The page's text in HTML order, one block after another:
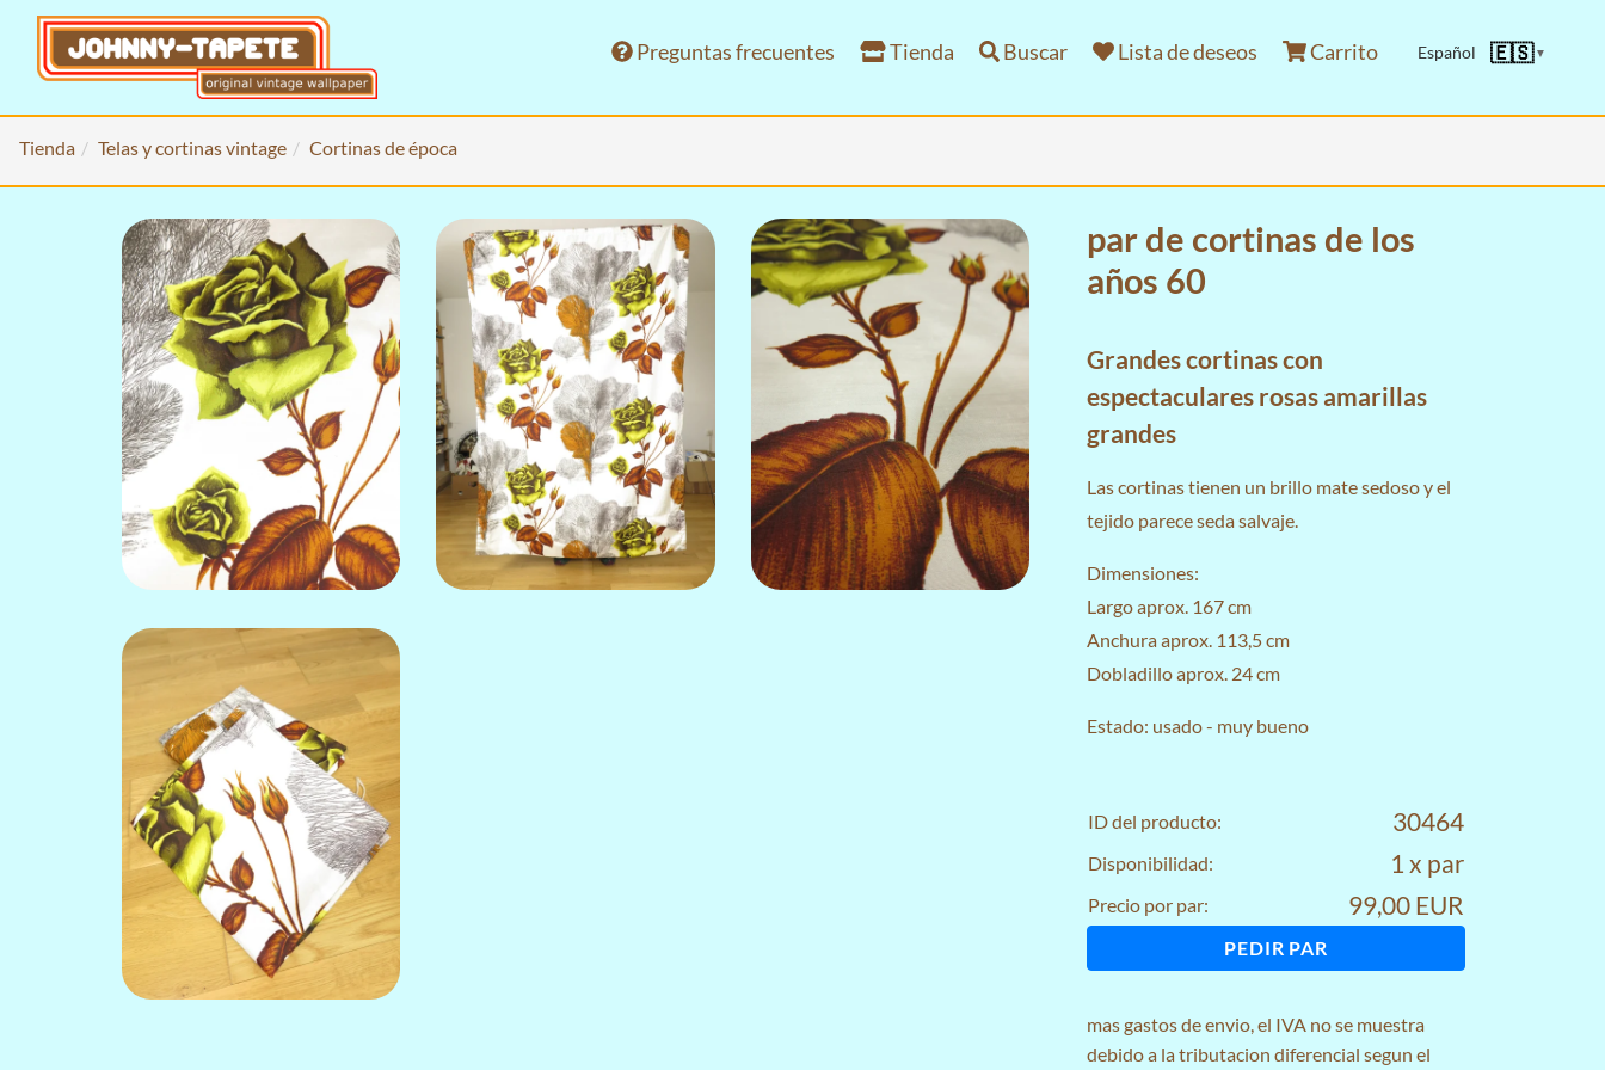
Preguntas frecuentes Tienda Buscar Lista de deseos Carrito Español 🇪🇸▼
Tienda Telas y cortinas vintage Cortinas de época
par de cortinas de los
años 60
Grandes cortinas con
espectaculares rosas amarillas
grandes
Las cortinas tienen un brillo mate sedoso y el
tejido parece seda salvaje.
Dimensiones:
Largo aprox. 167 cm
Anchura aprox. 113,5 cm
Dobladillo aprox. 24 cm
Estado: usado - muy bueno
ID del producto: 30464
Disponibilidad: 1 x par
Precio por par: 99,00 EUR
PEDIR PAR
masgastos de envio, el IVA no se muestra
debido a la tributacion diferencial segun el